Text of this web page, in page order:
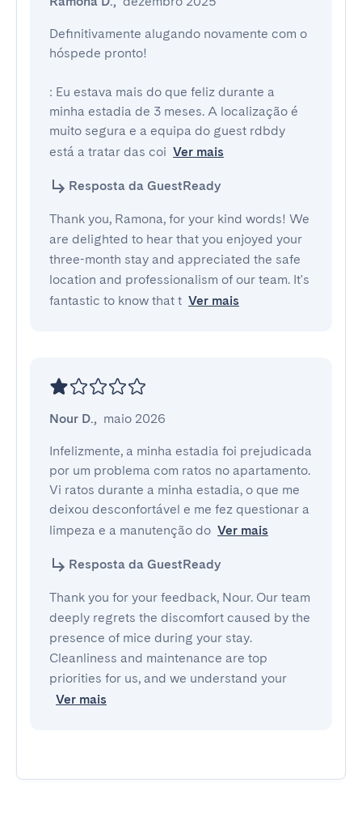
Definitivamente alugando novamente com o
hóspede pronto!
: Eu estava mais do que feliz durante a
minha estadia de 3 meses. A localização é
muito segura e a equipa do guest rdbdy
está a tratar das coi Ver mais
Resposta da GuestReady
Thank you, Ramona, for your kind words! We
are delighted to hear that you enjoyed your
three-month stay and appreciated the safe
location and professionalism of our team. It's
fantastic to know that t Ver mais
Nour D., maio 2026
Infelizmente, a minha estadia foi prejudicada
por um problema com ratos no apartamento.
Vi ratos durante a minha estadia, o que me
deixou desconfortável e me fez questionar a
limpeza e a manutenção do Ver mais
Resposta da GuestReady
Thank you for your feedback, Nour. Our team
deeply regrets the discomfort caused by the
presence of mice during your stay.
Cleanliness and maintenance are top
priorities for us, and we understand your
Ver mais